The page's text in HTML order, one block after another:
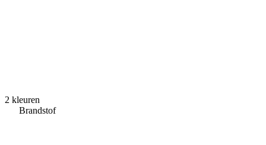
2 kleuren
Brandstof